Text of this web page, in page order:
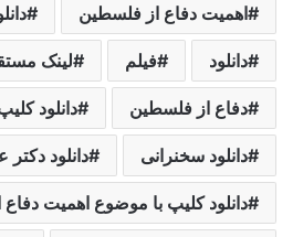
اهمیت دفاع از فلسطین
دانلود فیلم لینک
دفاع از فلسطین دانلود
دانلود سخنرانی دانلود
دانلود کلیپ با موضوع اهمیت